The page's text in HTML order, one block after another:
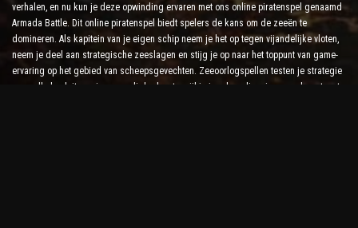
verhalen, en nu kun je deze opwinding ervaren met ons online piratenspel genaamd
Armada Battle. Dit online piratenspel biedt spelers de kans om de zeeën te
domineren. Als kapitein van je eigen schip neem je het op tegen vijandelijke vloten,
neem je deel aan strategische zeeslagen en stijg je op naar het toppunt van game-
ervaring op het gebied van scheepsgevechten. Zeeoorlogspellen testen je strategie
en snelle besluitvormingsvaardigheden, terwijl je je adrenalineniveau verhoogt met